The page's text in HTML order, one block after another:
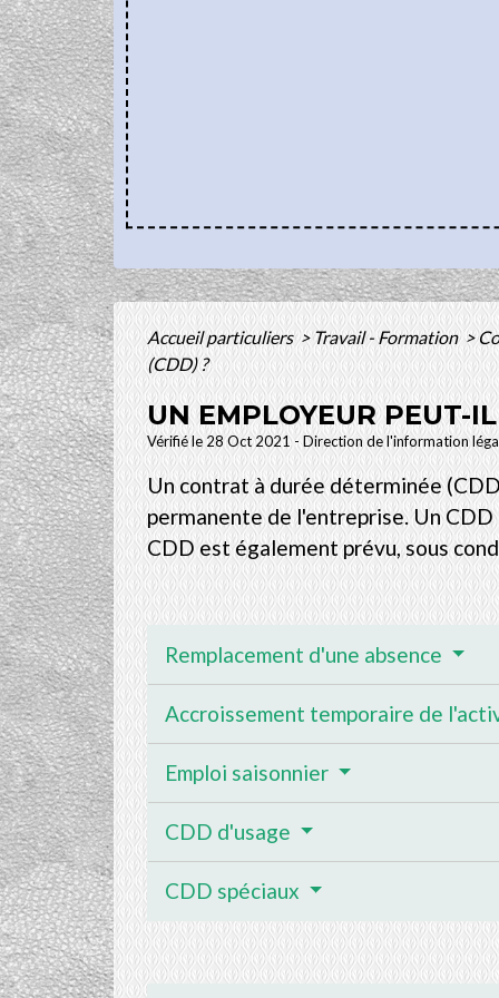
Accueil particuliers> Travail - Formation >
(CDD) ?
UN EMPLOYEUR PEUT-
Vérifié le 28 Oct 2021 - Direction de l'information
Un contrat à durée déterminée
permanente de l'entreprise. Un
CDD est également prévu, sous
Remplacement d'une absence
Accroissement temporaire de
Emploi saisonnier
CDD d'usage
CDD spéciaux